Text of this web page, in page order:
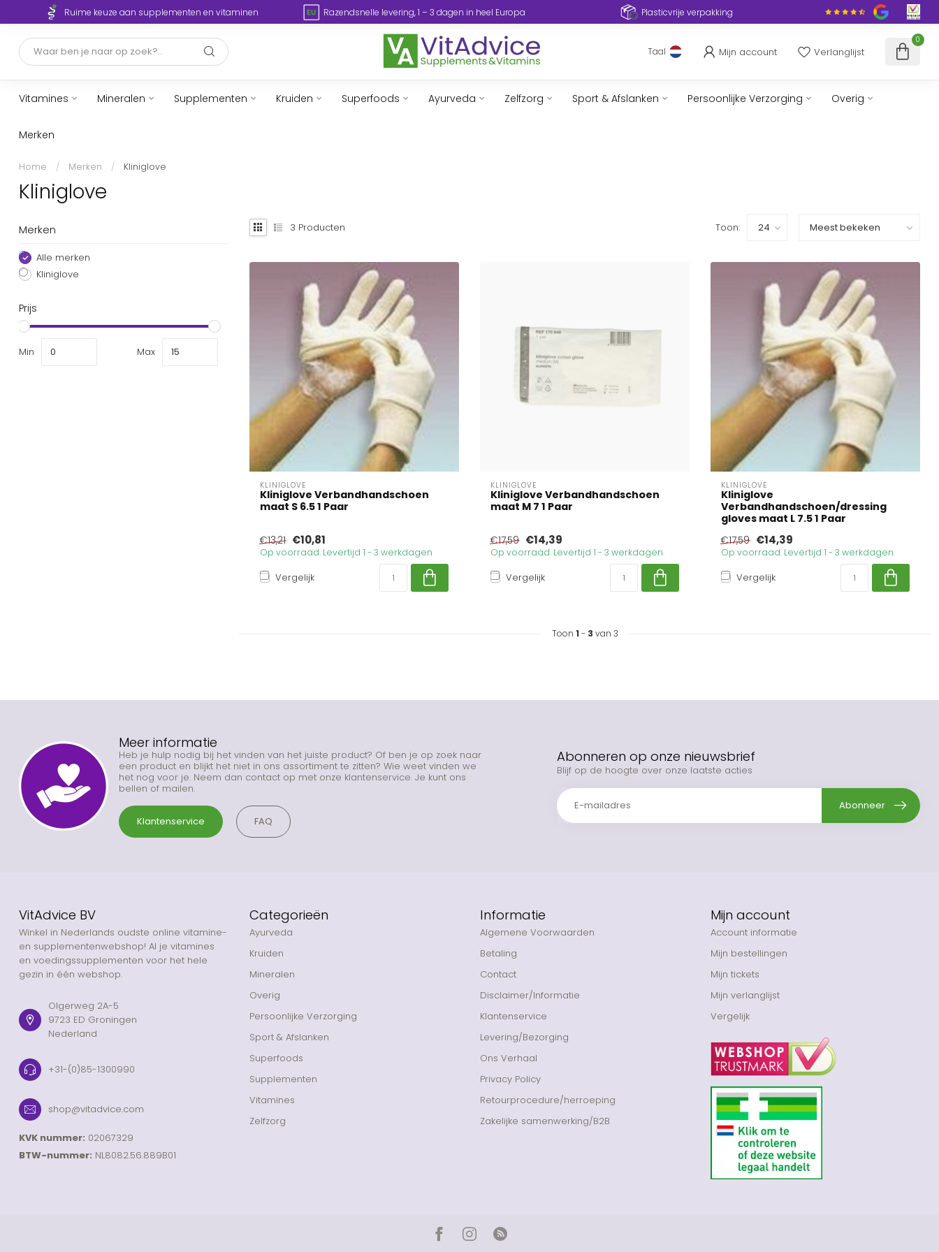
Ruime keuze aan supplementen en vitaminen Razendsnelle levering, 1 – 3 dagen in heel Europa Plasticvrije verpakking
Taal Mijn account Verlanglijst
0
Vitamines Mineralen Supplementen Kruiden Superfoods Ayurveda Zelfzorg Sport & Afslanken Persoonlijke Verzorging Overig
Merken
Home / Merken / Kliniglove
Kliniglove
Merken
Alle merken
Kliniglove
Prijs
Min Max
3 Producten Toon:
KLINIGLOVE
Kliniglove Verbandhandschoen
maat S 6.5 1 Paar
€13,21 €10,81
Op voorraad. Levertijd 1 - 3 werkdagen
Vergelijk
KLINIGLOVE
Kliniglove Verbandhandschoen
maat M 7 1 Paar
€17,59 €14,39
Op voorraad. Levertijd 1 - 3 werkdagen
Vergelijk
KLINIGLOVE
Kliniglove
Verbandhandschoen/dressing
gloves maat L 7.5 1 Paar
€17,59 €14,39
Op voorraad. Levertijd 1 - 3 werkdagen
Vergelijk
Toon 1 - 3 van 3
Meer informatie
Heb je hulp nodig bij het vinden van het juiste product? Of ben je op zoek naar
een product en blijkt het niet in ons assortiment te zitten? Wie weet vinden we
het nog voor je. Neem dan contact op met onze klantenservice. Je kunt ons
bellen of mailen.
Klantenservice FAQ
Abonneren op onze nieuwsbrief
Blijf op de hoogte over onze laatste acties
Abonneer
VitAdvice BV
Winkel in Nederlands oudste online vitamine-
en supplementenwebshop! Al je vitamines
en voedingssupplementen voor het hele
gezin in één webshop.
Olgerweg 2A-5
9723 ED Groningen
Nederland
+31-(0)85-1300990
shop@vitadvice.com
KVK nummer: 02067329
BTW-nummer: NL8082.56.889B01
Categorieën
Ayurveda
Kruiden
Mineralen
Overig
Persoonlijke Verzorging
Sport & Afslanken
Superfoods
Supplementen
Vitamines
Zelfzorg
Informatie
Algemene Voorwaarden
Betaling
Contact
Disclaimer/Informatie
Klantenservice
Levering/Bezorging
Ons Verhaal
Privacy Policy
Retourprocedure/herroeping
Zakelijke samenwerking/B2B
Mijn account
Account informatie
Mijn bestellingen
Mijn tickets
Mijn verlanglijst
Vergelijk